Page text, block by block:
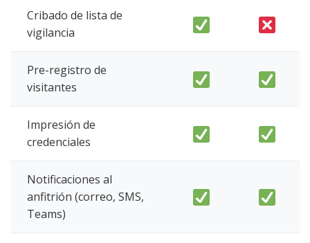
Cribado de lista de
vigilancia
Pre-registro de
visitantes
Impresión de
credenciales
Notificaciones al
anfitrión (correo, SMS,
Teams)